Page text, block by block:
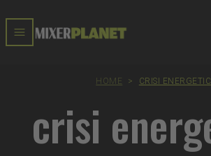
HOME > CRISI
crisi